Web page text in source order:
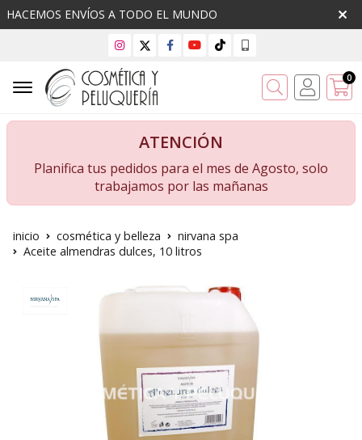
HACEMOS ENVÍOS A TODO EL MUNDO
Buscar 0
ATENCIÓN
Planifica tus pedidos para el mes de Agosto, solo
trabajamos por las mañanas
inicio cosmética y belleza
nirvana spa
Aceite almendras dulces, 10 litros